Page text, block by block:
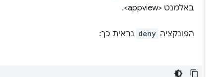
באלמנט <appview>.
הפונקציה deny נראית כך: